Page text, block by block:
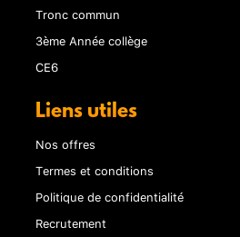
Tronc commun
3ème Année collège
CE6
Liens utiles
Nos offres
Termes et conditions
Politique de confidentialité
Recrutement